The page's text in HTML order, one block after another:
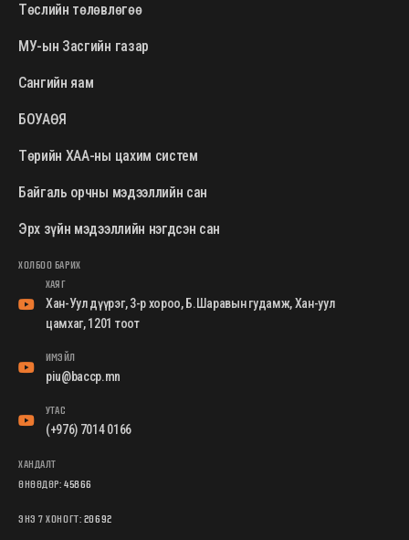
Төслийн төлөвлөгөө
МУ-ын Засгийн газар
Сангийн яам
БОУАӨЯ
Төрийн ХАА-ны цахим систем
Байгаль орчны мэдээллийн сан
Эрх зүйн мэдээллийн нэгдсэн сан
ХОЛБОО БАРИХ
ХАЯГ
Хан-Уул дүүрэг, 3-р хороо, Б.Шаравын гудамж, Хан-уул
цамхаг, 1201 тоот
ИМЭЙЛ
piu@baccp.mn
УТАС
(+976) 7014 0166
ХАНДАЛТ
ӨНӨӨДӨР:45866
ЭНЭ 7 ХОНОГТ:20692